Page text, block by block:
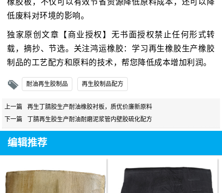
橡胶板，不仅可以有效节省资源降低原料成本，还可以降
低废料对环境的影响。
独家原创文章【商业授权】无书面授权禁止任何形式转
载，摘抄、节选。关注鸿运橡胶：学习再生橡胶生产橡胶
制品的工艺配方和原料的技术，帮您降低成本增加利润。
耐油再生胶制品 再生胶制品配方
上一篇
再生丁腈胶生产耐油橡胶衬板，质优价廉新原料
下一篇
丁腈再生胶生产耐油耐磨泥浆管内壁胶硫化配方
编辑推荐